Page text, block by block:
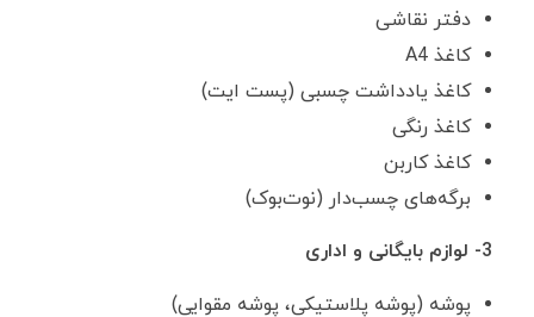
دفتر نقاشی
کاغذ A4
کاغذ یادداشت چسبی (پست ایت)
کاغذ رنگی
کاغذ کاربن
برگه‌های چسب‌دار (نوت‌بوک)
3- لوازم بایگانی و اداری
پوشه (پوشه پلاستیکی، پوشه مقوایی)